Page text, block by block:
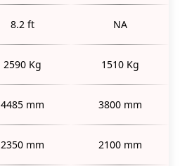
8.2 ft NA
2590 Kg 1510 Kg
4485 mm 3800 mm
2350 mm 2100 mm